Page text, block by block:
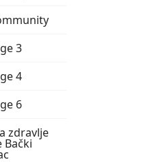
3
4
6
zdravlje
Bački